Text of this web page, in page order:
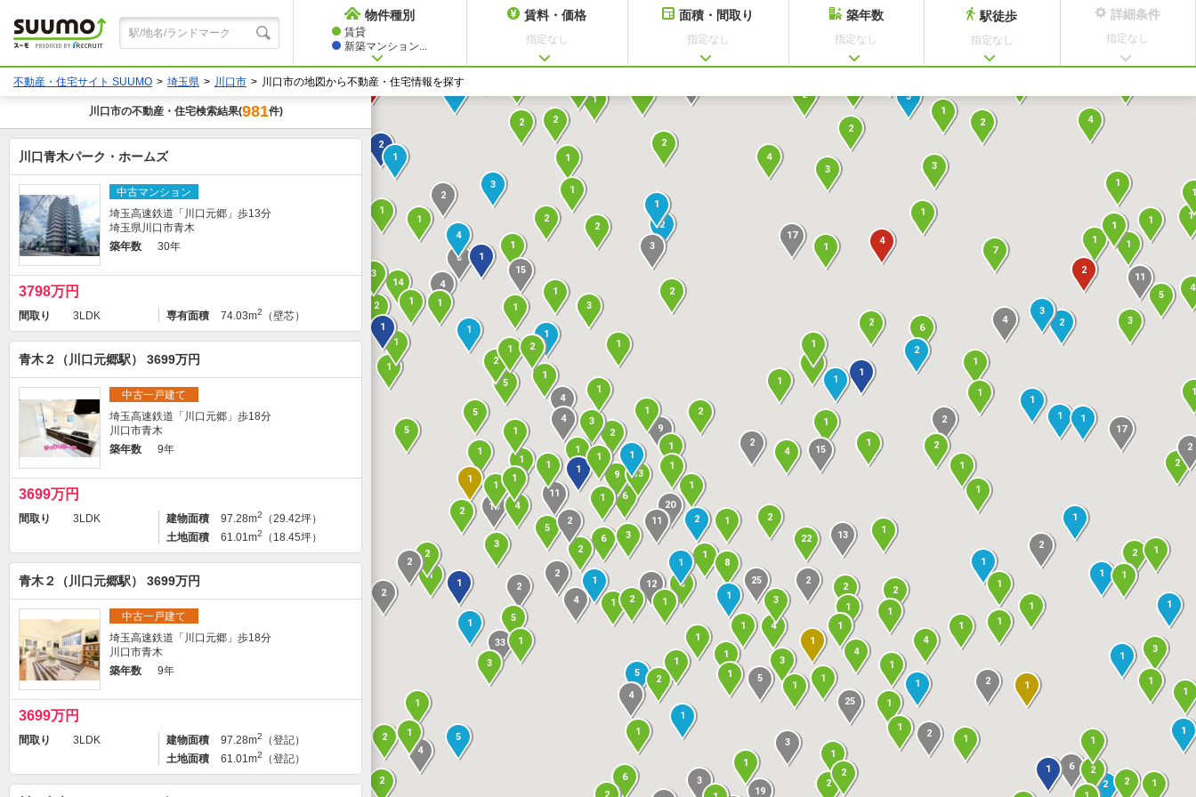
物件種別
賃貸
新築マンション...
賃料・価格
指定なし
面積・間取り
指定なし
築年数
指定なし
駅徒歩
指定なし
詳細条件
指定なし
不動産・住宅サイト SUUMO 埼玉県 川口市 川口市の地図から不動産・住宅情報を探す
17
6
6
3
2
1
2
20
33
2
1
1
1
1
2
4
2
4
14
1
1
4
6
11
9
1
2
6
1
1
3
1
2
1
2
19
1
2
2
1
6
12
25
1
10
2
2
2
4
1
2
3
3
3
1
1
3
1
2
2
5
1
2
2
5
1
1
1
4
2
5
2
1
1
2
3
5
1
1
3
5
7
13
2
1
17
8
11
1
4
5
2
2
1
2
1
2
4
2
2
1
4
1
22
2
2
3
3
1
2
3
2
2
4
5
2
1
2
1
1
4
1
5
1
11
4
1
1
4
1
9
3
1
1
2
2
1
1
2
13
4
5
1
5
2
1
4
1
1
4
1
1
1
2
1
4
1
2
1
2
1
3
2
2
2
1
1
2
4
1
3
1
1
1
2
1
1
1
3
2
1
1
4
1
1
1
1
2
3
3
1
1
1
2 1
1
1
1
1
1
1
1
3
1
1
3
1
1
1
1
2
1
2
1
2
15
25
1
1
1
1
1
1
1
1
1
15
1
1
1
1
1
1
1 1
1
1
3
1
1
1
1
2
1
1
川口市の不動産・住宅検索結果(981件)
川口青木パーク・ホームズ
中古マンション
埼玉高速鉄道「川口元郷」歩13分
埼玉県川口市青木
築年数
30年
3798万円
間取り 3LDK 専有面積 74.03m2 （壁芯）
青木２（川口元郷駅） 3699万円
中古一戸建て
埼玉高速鉄道「川口元郷」歩18分
川口市青木
築年数
9年
3699万円
間取り 3LDK 建物面積 97.28m2
（29.42坪）
土地面積
61.01m2 （18.45坪）
青木２（川口元郷駅） 3699万円
中古一戸建て
埼玉高速鉄道「川口元郷」歩18分
川口市青木
築年数
9年
3699万円
間取り 3LDK 建物面積 97.28m2
（登記）
土地面積
61.01m2 （登記）